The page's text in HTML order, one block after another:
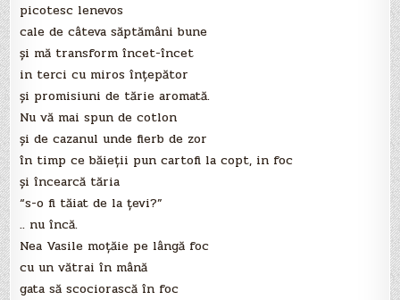
picotesc lenevos
cale de câteva săptămâni bune
şi mă transform încet-încet
in terci cu miros înţepător
şi promisiuni de tărie aromată.
Nu vă mai spun de cotlon
şi de cazanul unde fierb de zor
în timp ce băieţii pun cartofi la copt, in foc
şi încearcă tăria
“s-o fi tăiat de la ţevi?”
.. nu încă.
Nea Vasile moţăie pe lângă foc
cu un vătrai în mână
gata să scociorască în foc